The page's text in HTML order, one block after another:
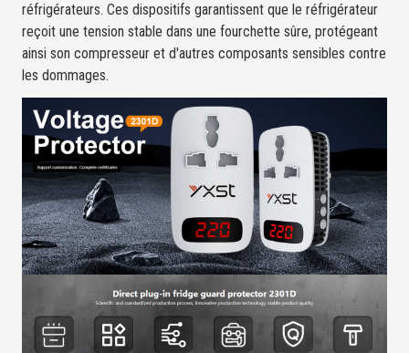
réfrigérateurs. Ces dispositifs garantissent que le réfrigérateur
reçoit une tension stable dans une fourchette sûre, protégeant
ainsi son compresseur et d'autres composants sensibles contre
les dommages.